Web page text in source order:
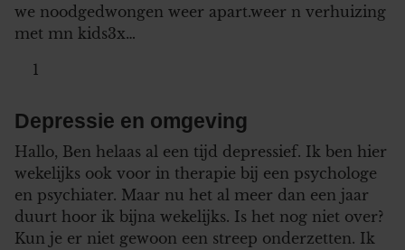
we noodgedwongen weer apart.weer n verhuizing
met mn kids3x…
1
Depressie en omgeving
Hallo, Ben helaas al een tijd depressief. Ik ben hier
wekelijks ook voor in therapie bij een psychologe
en psychiater. Maar nu het al meer dan een jaar
duurt hoor ik bijna wekelijks. Is het nog niet over?
Kun je er niet gewoon een streep onderzetten. Ik